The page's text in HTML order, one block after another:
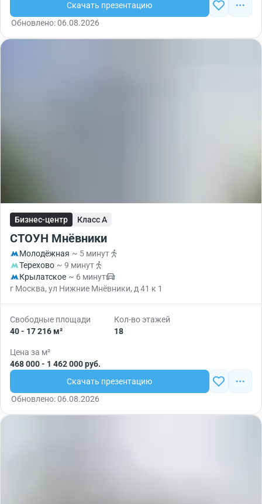
Скачать презентацию
Обновлено: 06.08.2026
Бизнес-центр Класс A
СТОУН Мнёвники
Молодёжная ~ 5 минут
Терехово ~ 9 минут
Крылатское ~ 6 минут
г Москва, ул Нижние Мнёвники, д 41 к 1
Свободные площади
40 - 17 216 м²
Кол-во этажей
18
Цена за м²
468 000 - 1 462 000 руб.
Скачать презентацию
Обновлено: 06.08.2026